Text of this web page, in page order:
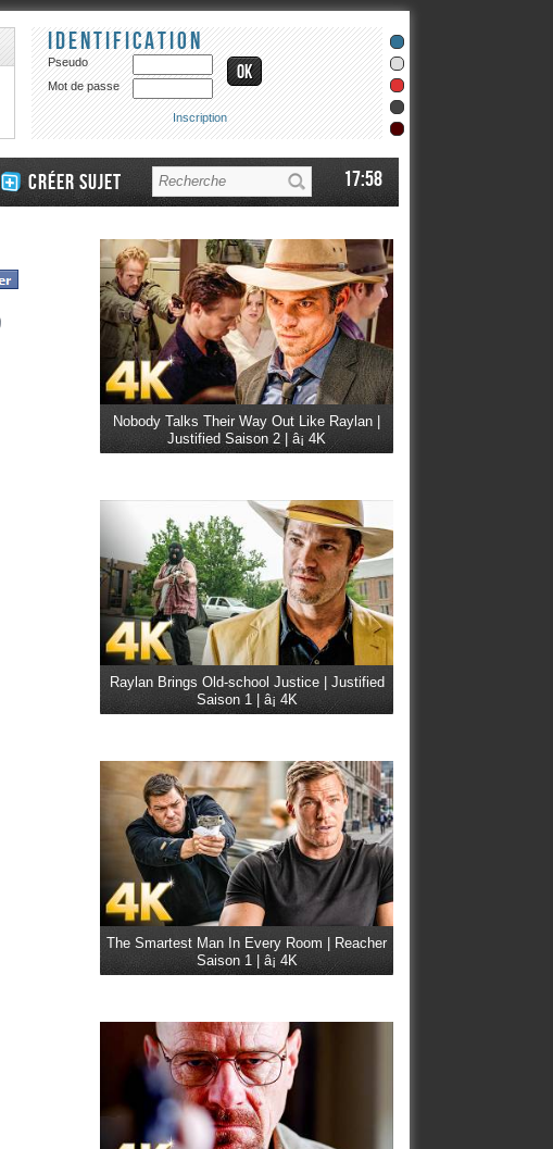
Identification
Pseudo
Mot de passe
Inscription
Créer sujet 17:58
Nobody Talks Their Way Out Like Raylan |
Justified Saison 2 | â¡ 4K
Raylan Brings Old-school Justice | Justified
Saison 1 | â¡ 4K
The Smartest Man In Every Room | Reacher
Saison 1 | â¡ 4K